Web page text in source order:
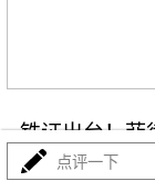
铁证出台！菲
点评一下